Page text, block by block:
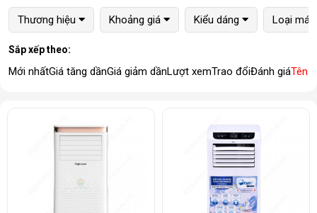
Thương hiệu Khoảng giá Kiểu dáng Loại máy
Sắp xếp theo:
Mới nhấtGiá tăng dầnGiá giảm dầnLượt xemTrao đổiĐánh giáTên